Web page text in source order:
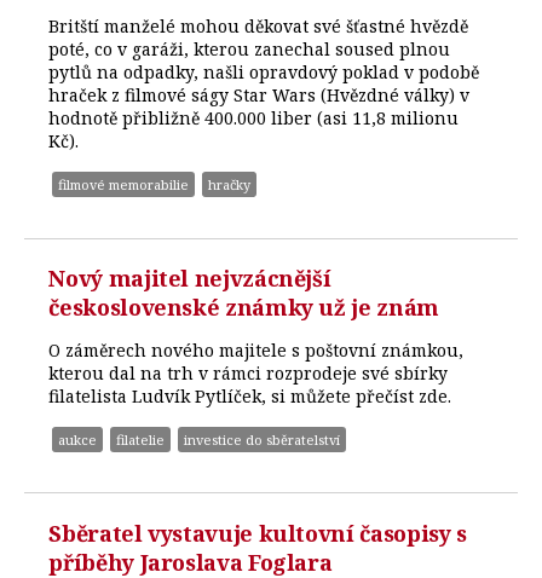
Britští manželé mohou děkovat své šťastné hvězdě
poté, co v garáži, kterou zanechal soused plnou
pytlů na odpadky, našli opravdový poklad v podobě
hraček z filmové ságy Star Wars (Hvězdné války) v
hodnotě přibližně 400.000 liber (asi 11,8 milionu
Kč).
filmové memorabilie hračky
Nový majitel nejvzácnější
československé známky už je znám
O záměrech nového majitele s poštovní známkou,
kterou dal na trh v rámci rozprodeje své sbírky
filatelista Ludvík Pytlíček, si můžete přečíst zde.
aukce filatelie investice do sběratelství
Sběratel vystavuje kultovní časopisy s
příběhy Jaroslava Foglara